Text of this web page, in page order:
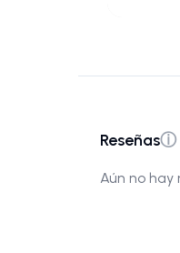
Reseñasⓘ
Aún no hay